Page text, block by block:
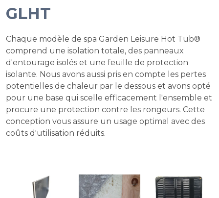
GLHT
Chaque modèle de spa Garden Leisure Hot Tub®
comprend une isolation totale, des panneaux
d'entourage isolés et une feuille de protection
isolante. Nous avons aussi pris en compte les pertes
potentielles de chaleur par le dessous et avons opté
pour une base qui scelle efficacement l'ensemble et
procure une protection contre les rongeurs. Cette
conception vous assure un usage optimal avec des
coûts d'utilisation réduits.